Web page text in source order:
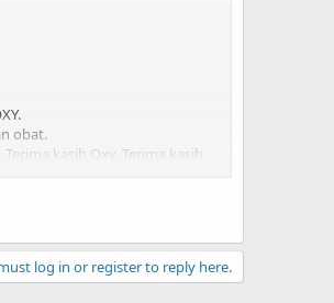
obat.
kasih Oxy, Terima kasih
log in or register to reply here.